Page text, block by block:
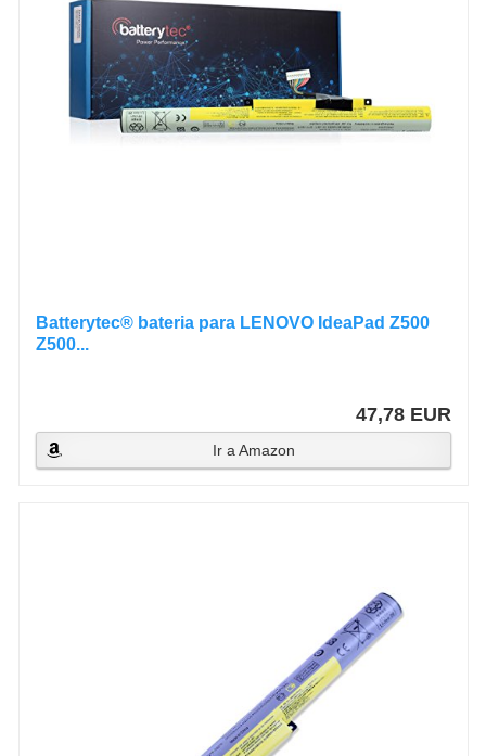
Batterytec® bateria para LENOVO IdeaPad Z500
Z500...
47,78 EUR
Ir a Amazon